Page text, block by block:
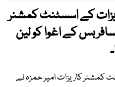
کے اسسٹنٹ کمشنر
بس کے اغوا کو لین
کمشنر کاریزات امیر حمزہ نے